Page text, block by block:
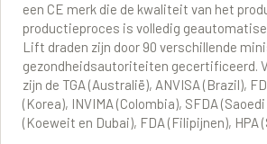
een CE merk die de kwaliteit van het
productieproces is volledig
Lift draden zijn door 90 verschillende
gezondheidsautoriteiten gecertificeerd.
zijn de TGA (Australië), ANVISA (Brazil),
(Korea), INVIMA (Colombia), SFDA
(Koeweit en Dubai), FDA (Filipijnen), HPA